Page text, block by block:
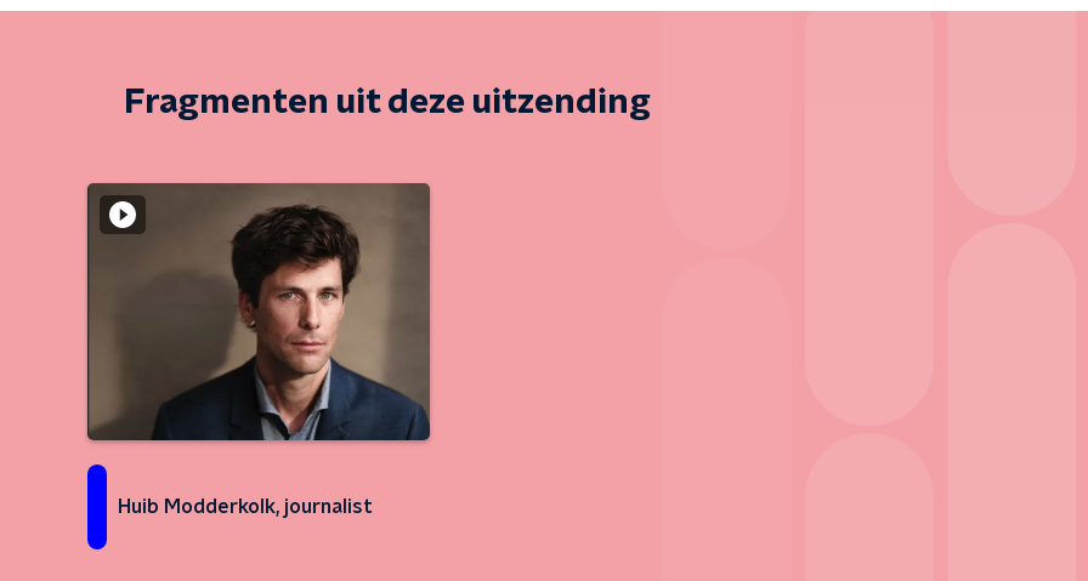
Fragmenten uit deze uitzending
Huib Modderkolk, journalist